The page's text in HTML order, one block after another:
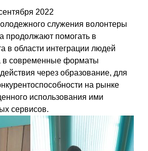
2022
служения волонтеры
продолжают помогать в
в области интеграции людей
в современные форматы
через образование, для
на рынке
использования ими
сервисов.